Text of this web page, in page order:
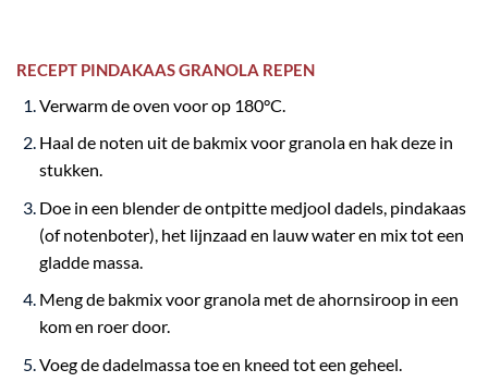
RECEPT PINDAKAAS GRANOLA REPEN
Verwarm de oven voor op 180°C.
Haal de noten uit de bakmix voor granolaen hak deze in
stukken.
Doe in een blender de ontpitte medjool dadels, pindakaas
(of notenboter), het lijnzaad en lauw water en mix tot een
gladde massa.
Meng de bakmix voor granolamet de ahornsiroop in een
kom en roer door.
Voeg de dadelmassa toe en kneed tot een geheel.